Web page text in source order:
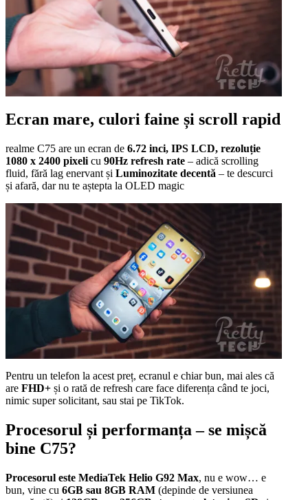
Ecran mare, culori faine și scroll rapid
realme C75 are un ecran de 6.72 inci, IPS LCD, rezoluție
1080 x 2400 pixeli cu 90Hz refresh rate – adică scrolling
fluid, fără lag enervant și Luminozitate decentă – te descurci
și afară, dar nu te aștepta la OLED magic
Pentru un telefon la acest preț, ecranul e chiar bun, mai ales că
are FHD+ și o rată de refresh care face diferența când te joci,
nimic super solicitant, sau stai pe TikTok.
Procesorul și performanța – se mișcă
bine C75?
Procesorul este MediaTek Helio G92 Max, nu e wow… e
bun, vine cu 6GB sau 8GB RAM (depinde de versiunea